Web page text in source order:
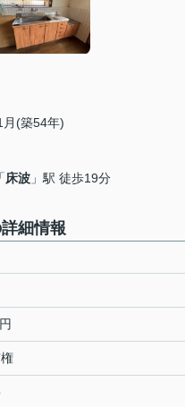
月(築54年)
「床波 」駅 徒歩19分
細情報